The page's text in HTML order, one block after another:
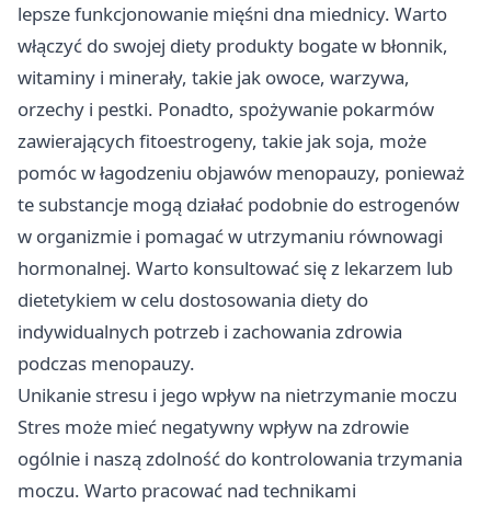
lepsze funkcjonowanie mięśni dna miednicy. Warto
włączyć do swojej diety produkty bogate w błonnik,
witaminy i minerały, takie jak owoce, warzywa,
orzechy i pestki. Ponadto, spożywanie pokarmów
zawierających fitoestrogeny, takie jak soja, może
pomóc w łagodzeniu objawów menopauzy, ponieważ
te substancje mogą działać podobnie do estrogenów
w organizmie i pomagać w utrzymaniu równowagi
hormonalnej. Warto konsultować się z lekarzem lub
dietetykiem w celu dostosowania diety do
indywidualnych potrzeb i zachowania zdrowia
podczas menopauzy.
Unikanie stresu i jego wpływ na nietrzymanie moczu
Stres może mieć negatywny wpływ na zdrowie
ogólnie i naszą zdolność do kontrolowania trzymania
moczu. Warto pracować nad technikami